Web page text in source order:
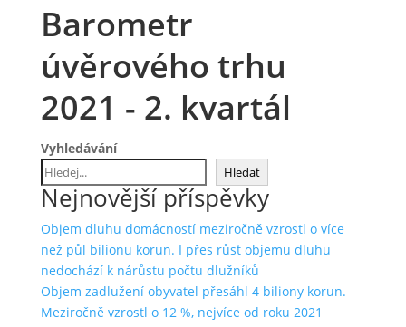
Barometr
úvěrového trhu
2021 - 2. kvartál
Vyhledávání
Hledat
Nejnovější příspěvky
Objem dluhu domácností meziročně vzrostl o více
než půl bilionu korun. I přes růst objemu dluhu
nedochází k nárůstu počtu dlužníků
Objem zadlužení obyvatel přesáhl 4 biliony korun.
Meziročně vzrostl o 12 %, nejvíce od roku 2021